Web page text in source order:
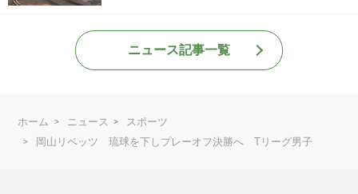
ニュース記事一覧
ホーム ニュース
スポーツ
岡山リベッツ 琉球を下しプレーオフ決勝へ Tリーグ男子